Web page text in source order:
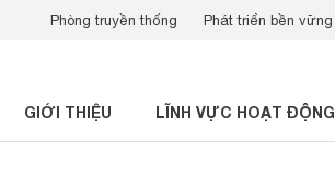
Phòng truyền thống Phát triển bền vững
GIỚI THIỆU LĨNH VỰC HOẠT ĐỘNG